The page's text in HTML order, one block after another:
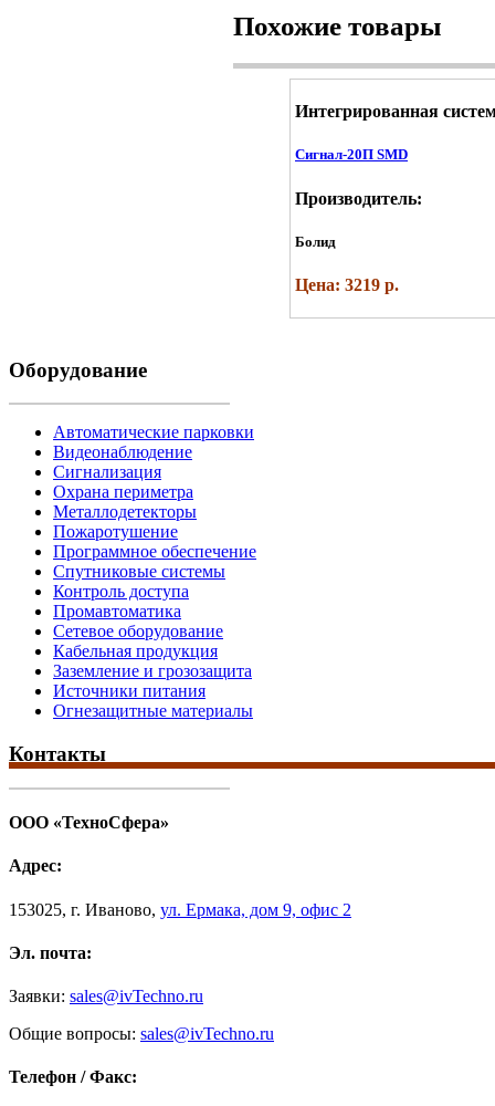
Похожие товары
Интегрированная
Сигнал-20П SMD
Производитель:
Болид
Цена: 3219 р.
Оборудование
Автоматические парковки
Видеонаблюдение
Сигнализация
Охрана периметра
Металлодетекторы
Пожаротушение
Программное обеспечение
Спутниковые системы
Контроль доступа
Промавтоматика
Сетевое оборудование
Кабельная продукция
Заземление и грозозащита
Источники питания
Огнезащитные материалы
Контакты
ООО «ТехноСфера»
Адрес:
153025, г. Иваново, ул. Ермака, дом 9, офис 2
Эл. почта:
Заявки: sales@ivTechno.ru
Общие вопросы: sales@ivTechno.ru
Телефон / Факс: